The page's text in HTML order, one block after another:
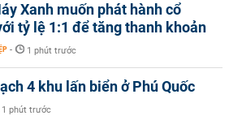
Xanh muốn phát hành cổ
tỷ lệ 1:1 để tăng thanh khoản
- 1 phút trước
4 khu lấn biển ở Phú Quốc
1 phút trước